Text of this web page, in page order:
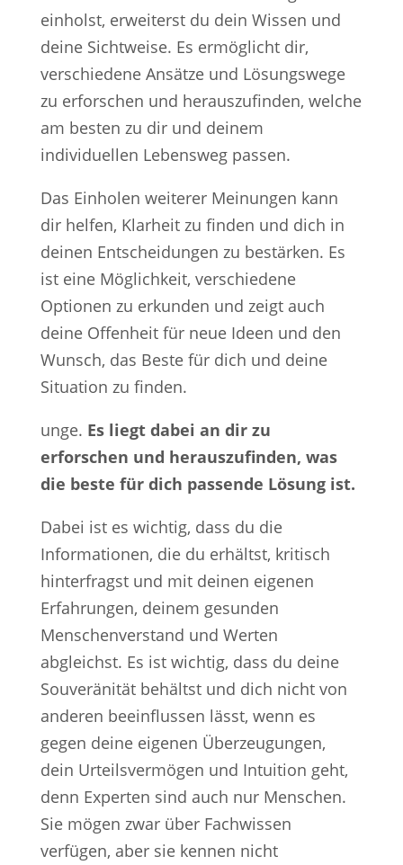
einholst, erweiterst du dein Wissen und
deine Sichtweise. Es ermöglicht dir,
verschiedene Ansätze und Lösungswege
zu erforschen und herauszufinden, welche
am besten zu dir und deinem
individuellen Lebensweg passen.
Das Einholen weiterer Meinungen kann
dir helfen, Klarheit zu finden und dich in
deinen Entscheidungen zu bestärken. Es
ist eine Möglichkeit, verschiedene
Optionen zu erkunden und zeigt auch
deine Offenheit für neue Ideen und den
Wunsch, das Beste für dich und deine
Situation zu finden.
unge. Es liegt dabei an dir zu
erforschen und herauszufinden, was
die beste für dich passende Lösung ist.
Dabei ist es wichtig, dass du die
Informationen, die du erhältst, kritisch
hinterfragst und mit deinen eigenen
Erfahrungen, deinem gesunden
Menschenverstand und Werten
abgleichst. Es ist wichtig, dass du deine
Souveränität behältst und dich nicht von
anderen beeinflussen lässt, wenn es
gegen deine eigenen Überzeugungen,
dein Urteilsvermögen und Intuition geht,
denn Experten sind auch nur Menschen.
Sie mögen zwar über Fachwissen
verfügen, aber sie kennen nicht